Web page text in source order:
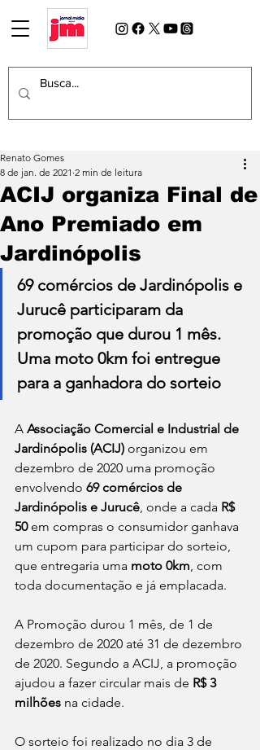
ACIJ organiza Final de
Ano Premiado em
Jardinópolis
Renato Gomes
8 de jan. de 2021 2 min de leitura
69 comércios de Jardinópolis e
Jurucê participaram da
promoção que durou 1 mês.
Uma moto 0km foi entregue
para a ganhadora do sorteio
A Associação Comercial e Industrial de
Jardinópolis (ACIJ) organizou em
dezembro de 2020 uma promoção
envolvendo 69 comércios de
Jardinópolis e Jurucê, onde a cada R$
50 em compras o consumidor ganhava
um cupom para participar do sorteio,
que entregaria uma moto 0km, com
toda documentação e já emplacada.
A Promoção durou 1 mês, de 1 de
dezembro de 2020 até 31 de dezembro
de 2020. Segundo a ACIJ, a promoção
ajudou a fazer circular mais de R$ 3
milhões na cidade.
O sorteio foi realizado no dia 3 de